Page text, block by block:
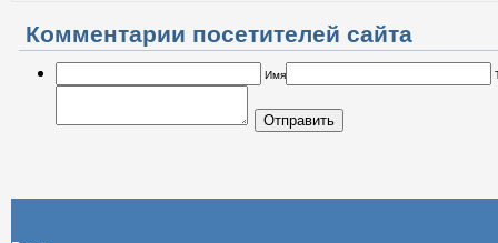
Комментарии посетителей сайта
Имя
Отправить